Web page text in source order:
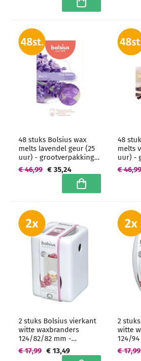
In winkelwagen
48 stuks Bolsius wax
melts lavendel geur (25
uur) - grootverpakking
geurchips€ 35,24
€ 46,99
In winkelwagen
48
melts
uur) -
€ 46,99
2 stuks Bolsius vierkant
witte waxbranders
124/82/82 mm -
grootverpakking
€ 13,49
€ 17,99
2
witte
124/
€ 17,99